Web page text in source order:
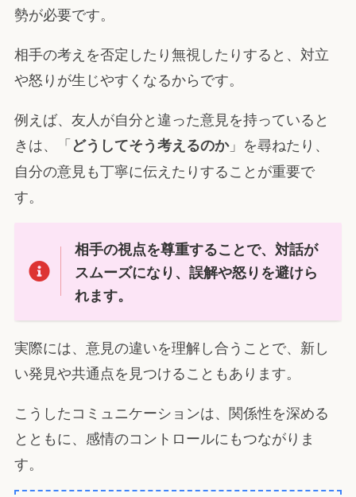
勢が必要です。
相手の考えを否定したり無視したりすると、対立
や怒りが生じやすくなるからです。
例えば、友人が自分と違った意見を持っていると
きは、「どうしてそう考えるのか」を尋ねたり、
自分の意見も丁寧に伝えたりすることが重要で
す。
相手の視点を尊重することで、対話が
スムーズになり、誤解や怒りを避けら
れます。
実際には、意見の違いを理解し合うことで、新し
い発見や共通点を見つけることもあります。
こうしたコミュニケーションは、関係性を深める
とともに、感情のコントロールにもつながりま
す。